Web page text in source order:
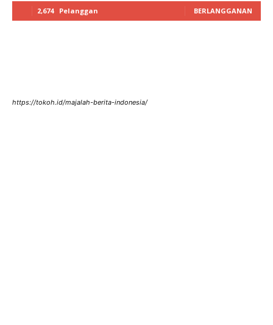
2,674 Pelanggan BERLANGGANAN
https://tokoh.id/majalah-berita-indonesia/